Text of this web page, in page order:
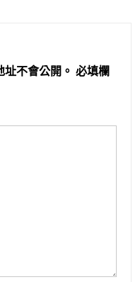
不會公開。 必填欄